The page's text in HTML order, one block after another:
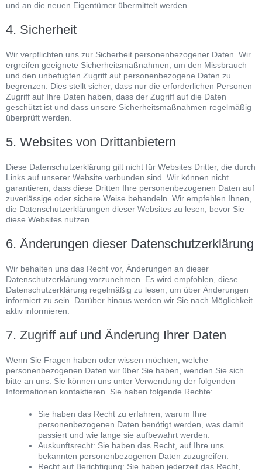
und an die neuen Eigentümer übermittelt werden.
4. Sicherheit
Wir verpflichten uns zur Sicherheit personenbezogener Daten. Wir
ergreifen geeignete Sicherheitsmaßnahmen, um den Missbrauch
und den unbefugten Zugriff auf personenbezogene Daten zu
begrenzen. Dies stellt sicher, dass nur die erforderlichen Personen
Zugriff auf Ihre Daten haben, dass der Zugriff auf die Daten
geschützt ist und dass unsere Sicherheitsmaßnahmen regelmäßig
überprüft werden.
5. Websites von Drittanbietern
Diese Datenschutzerklärung gilt nicht für Websites Dritter, die durch
Links auf unserer Website verbunden sind. Wir können nicht
garantieren, dass diese Dritten Ihre personenbezogenen Daten auf
zuverlässige oder sichere Weise behandeln. Wir empfehlen Ihnen,
die Datenschutzerklärungen dieser Websites zu lesen, bevor Sie
diese Websites nutzen.
6. Änderungen dieser Datenschutzerklärung
Wir behalten uns das Recht vor, Änderungen an dieser
Datenschutzerklärung vorzunehmen. Es wird empfohlen, diese
Datenschutzerklärung regelmäßig zu lesen, um über Änderungen
informiert zu sein. Darüber hinaus werden wir Sie nach Möglichkeit
aktiv informieren.
7. Zugriff auf und Änderung Ihrer Daten
Wenn Sie Fragen haben oder wissen möchten, welche
personenbezogenen Daten wir über Sie haben, wenden Sie sich
bitte an uns. Sie können uns unter Verwendung der folgenden
Informationen kontaktieren. Sie haben folgende Rechte:
Sie haben das Recht zu erfahren, warum Ihre
personenbezogenen Daten benötigt werden, was damit
passiert und wie lange sie aufbewahrt werden.
Auskunftsrecht: Sie haben das Recht, auf Ihre uns
bekannten personenbezogenen Daten zuzugreifen.
Recht auf Berichtigung: Sie haben jederzeit das Recht,